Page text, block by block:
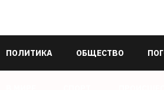
ПОЛИТИКА ОБЩЕСТВО